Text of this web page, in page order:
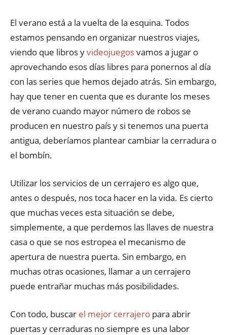
El verano está a la vuelta de la esquina. Todos
estamos pensando en organizar nuestros viajes,
viendo que libros yvideojuegosvamos a jugar o
aprovechando esos días libres para ponernos al día
con las series que hemos dejado atrás. Sin embargo,
hay que tener en cuenta que es durante los meses
de verano cuando mayor número de robos se
producen en nuestro país y si tenemos una puerta
antigua, deberíamos plantear cambiar la cerradura o
el bombín.
Utilizar los servicios de un cerrajero es algo que,
antes o después, nos toca hacer en la vida. Es cierto
que muchas veces esta situación se debe,
simplemente, a que perdemos las llaves de nuestra
casa o que se nos estropea el mecanismo de
apertura de nuestra puerta. Sin embargo, en
muchas otras ocasiones, llamar a un cerrajero
puede entrañar muchas más posibilidades.
Con todo, buscar el mejor cerrajero para abrir
puertas y cerraduras no siempre es una labor